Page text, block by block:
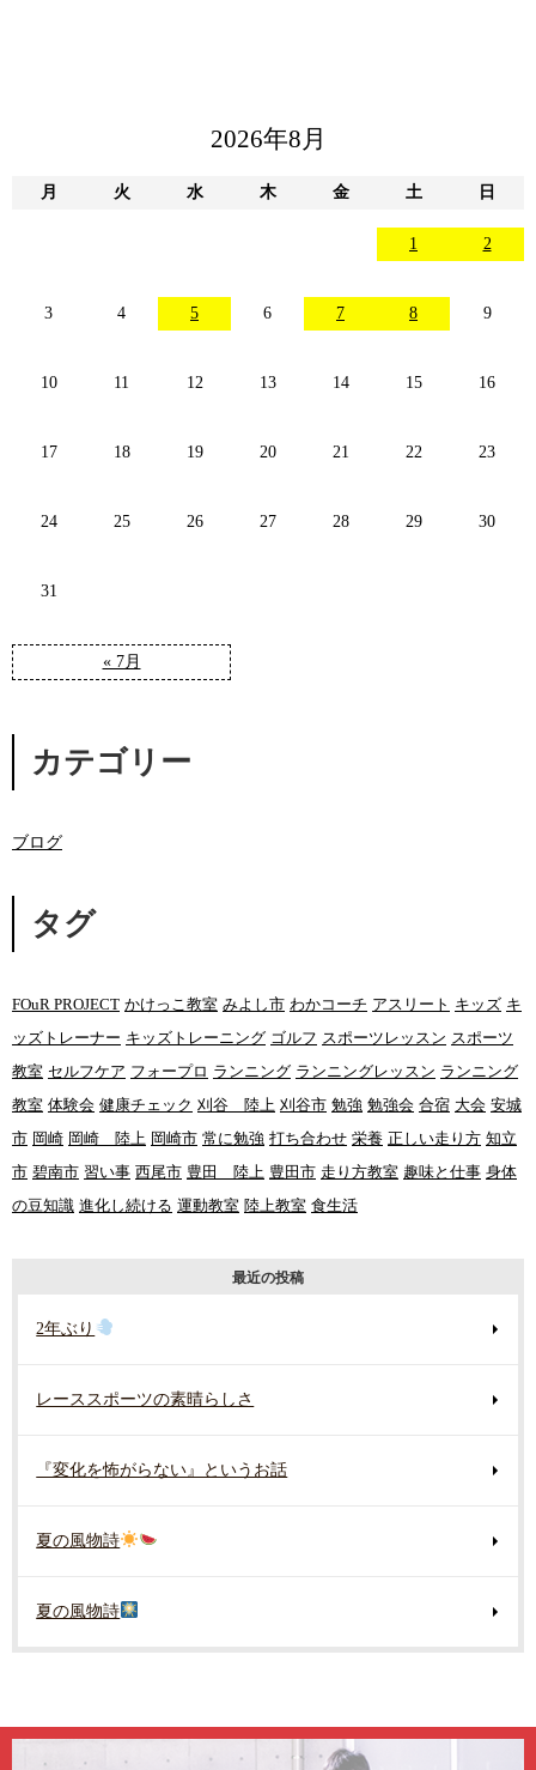
2026年8月
月 火 水 木 金 土 日
« 7月
1 2
3 4 5 6 7 8 9
10 11 12 13 14 15 16
17 18 19 20 21 22 23
24 25 26 27 28 29 30
31
カテゴリー
ブログ
タグ
FOuR PROJECT かけっこ教室 みよし市 わかコーチ アスリート キッズ キ
ッズトレーナー キッズトレーニング ゴルフ スポーツレッスン スポーツ
教室 セルフケア フォープロ ランニング ランニングレッスン ランニング
教室 体験会 健康チェック 刈谷 陸上 刈谷市 勉強 勉強会 合宿 大会 安城
市 岡崎 岡崎 陸上 岡崎市 常に勉強 打ち合わせ 栄養 正しい走り方 知立
市 碧南市 習い事 西尾市 豊田 陸上 豊田市 走り方教室 趣味と仕事 身体
の豆知識 進化し続ける 運動教室 陸上教室 食生活
最近の投稿
2年ぶり
レーススポーツの素晴らしさ
『変化を怖がらない』というお話
夏の風物詩
夏の風物詩